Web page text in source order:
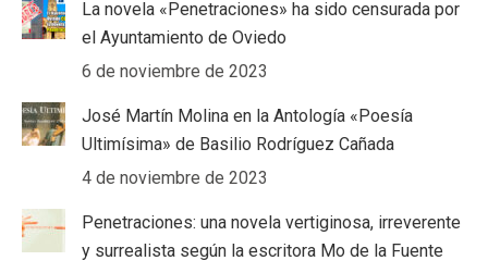
La novela «Penetraciones» ha sido censurada por
el Ayuntamiento de Oviedo
6 de noviembre de 2023
José Martín Molina en la Antología «Poesía
Ultimísima» de Basilio Rodríguez Cañada
4 de noviembre de 2023
Penetraciones: una novela vertiginosa, irreverente
y surrealista según la escritora Mo de la Fuente